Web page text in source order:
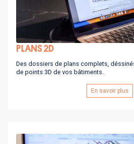
PLANS 2D
Des dossiers de plans complets,
de points 3D de vos bâtiments.
En savoir plus